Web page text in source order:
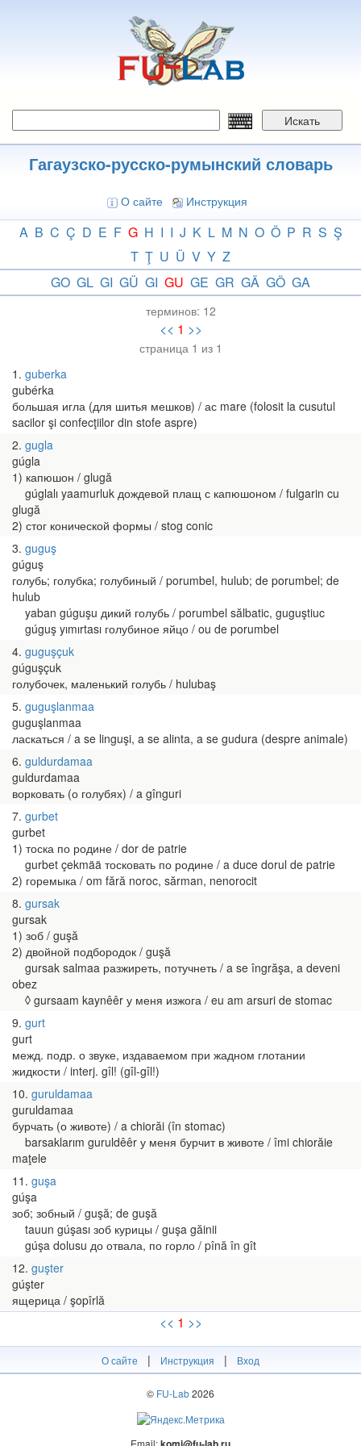
Искать
Гагаузско-русско-румынский словарь
О сайте Инструкция
A B C Ç D E F G H I I J K L M N O Ö P R S Ş
T Ţ U Ü V Y Z
GO GL GI GÜ GI GU GE GR GÄ GÖ GA
терминов: 12
<< 1 >>
страница 1 из 1
1 guberka
gubérka
большая игла (для шитья мешков) / ас mare (folosit la cusutul
sacilor şi confecţiilor din stofe aspre)
2 gugla
gúgla
1) капюшон / glugă
gúglalı yaamurluk дождевой плащ с капюшоном / fulgarin cu
glugă
2) стог конической формы / stog conic
3 guguş
gúguş
голубь; голубка; голубиный / porumbel, hulub; de porumbel; de
hulub
yaban gúguşu дикий голубь / porumbel sălbatic, guguştiuc
gúguş yımırtası голубиное яйцо / ou de porumbel
4 guguşçuk
gúguşçuk
голубочек, маленький голубь / hulubaş
5 guguşlanmaa
guguşlanmaa
ласкаться / a se linguşi, a se alinta, a se gudura (despre animale)
6 guldurdamaa
guldurdamaa
ворковать (о голубях) / a gînguri
7 gurbet
gurbet
1) тоска по родине / dor de patrie
gurbet çekmää тосковать по родине / a duce dorul de patrie
2) горемыка / om fără noroc, sărman, nenorocit
8 gursak
gursak
1) зоб / guşă
2) двойной подбородок / guşă
gursak salmaa разжиреть, потучнеть / a se îngrăşa, a deveni
obez
◊ gursaam kaynêêr у меня изжога / eu am arsuri de stomac
9 gurt
gurt
межд. подр. о звуке, издаваемом при жадном глотании
жидкости / interj. gîl! (gîl-gîl!)
10 guruldamaa
guruldamaa
бурчать (о животе) / a chiorăi (în stomac)
barsaklarım guruldêêr у меня бурчит в животе / îmi chiorăie
maţele
11 guşa
gúşa
зоб; зобный / guşă; de guşă
tauun gúşası зоб курицы / guşa găinii
gúşa dolusu до отвала, по горло / pînă în gît
12 guşter
gúşter
ящерица / şopîrlă
<< 1 >>
О сайте | Инструкция | Вход
© FU-Lab2026
Email: